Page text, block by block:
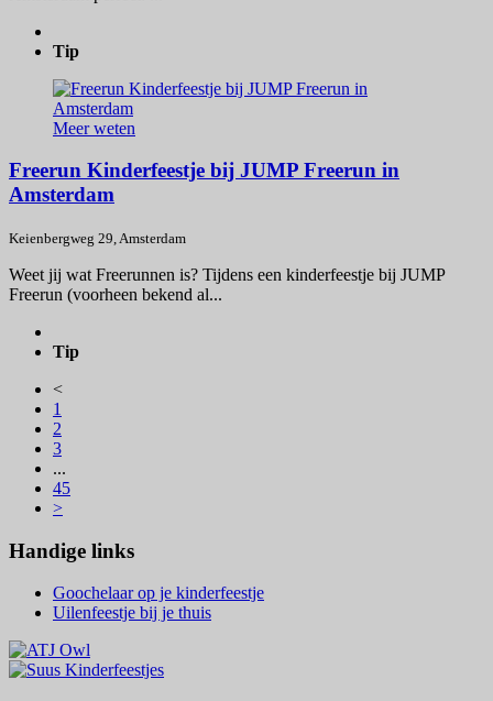
Tip
Meer weten
Freerun Kinderfeestje bij JUMP Freerun in
Amsterdam
Keienbergweg 29, Amsterdam
Weet jij wat Freerunnen is? Tijdens een kinderfeestje bij JUMP
Freerun (voorheen bekend al...
Tip
<
1
2
3
...
45
>
Handige links
Goochelaar op je kinderfeestje
Uilenfeestje bij je thuis